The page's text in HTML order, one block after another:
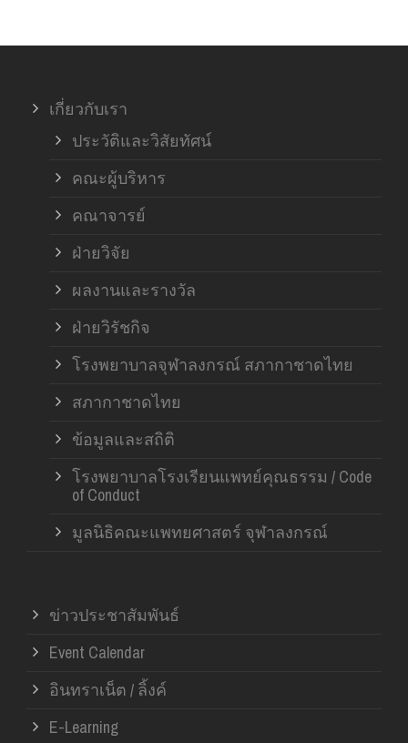
เกี่ยวกับเรา
ประวัติและวิสัยทัศน์
คณะผู้บริหาร
คณาจารย์
ฝ่ายวิจัย
ผลงานและรางวัล
ฝ่ายวิรัชกิจ
โรงพยาบาลจุฬาลงกรณ์ สภากาชาดไทย
สภากาชาดไทย
ข้อมูลและสถิติ
โรงพยาบาลโรงเรียนแพทย์คุณธรรม / Code
of Conduct
มูลนิธิคณะแพทยศาสตร์ จุฬาลงกรณ์
ข่าวประชาสัมพันธ์
Event Calendar
อินทราเน็ต / ลิ้งค์
E-Learning